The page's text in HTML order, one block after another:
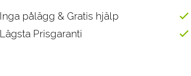
Inga pålägg & Gratis hjälp
Lägsta Prisgaranti